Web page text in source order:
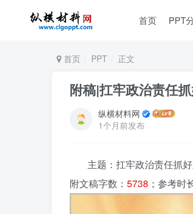
首页 PPT
首页 PPT 正文
附稿|扛牢政治责任
纵横材料网
1个月前发布
主题：扛牢政治责任抓
附文稿字数： 5738 ；参考时